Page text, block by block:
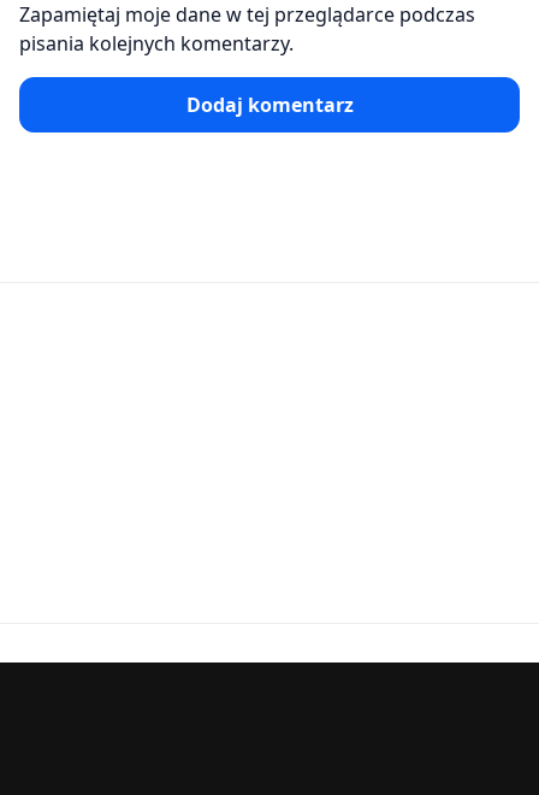
Zapamiętaj moje dane w tej przeglądarce podczas
pisania kolejnych komentarzy.
Dodaj komentarz